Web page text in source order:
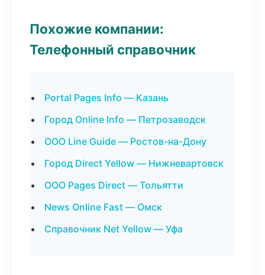
Похожие компании:
Телефонный справочник
Portal Pages Info — Казань
Город Online Info — Петрозаводск
ООО Line Guide — Ростов-на-Дону
Город Direct Yellow — Нижневартовск
ООО Pages Direct — Тольятти
News Online Fast — Омск
Справочник Net Yellow — Уфа